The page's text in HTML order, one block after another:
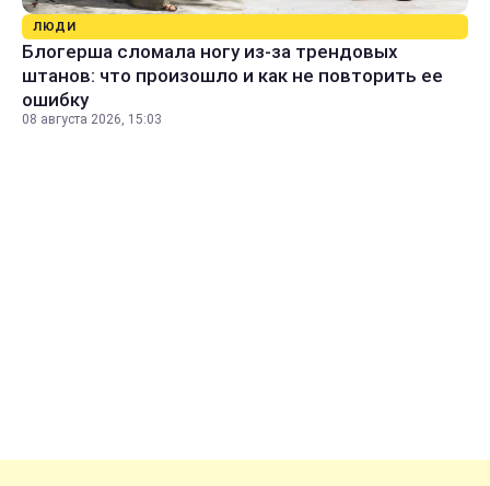
ЛЮДИ
Блогерша сломала ногу из-за трендовых
штанов: что произошло и как не повторить ее
ошибку
08 августа 2026, 15:03